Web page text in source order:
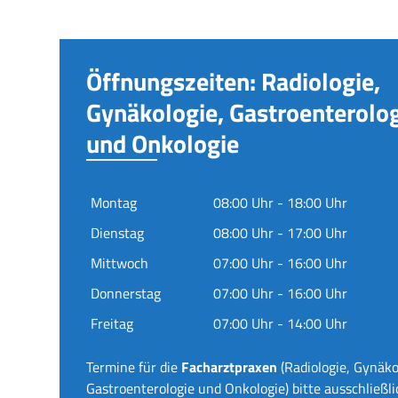
Öffnungszeiten: Radiologie,
Gynäkologie,
und Onkologie
Montag
08:00 Uhr - 18:00 Uhr
Dienstag
08:00 Uhr - 17:00 Uhr
Mittwoch
07:00 Uhr - 16:00 Uhr
Donnerstag
07:00 Uhr - 16:00 Uhr
Freitag
07:00 Uhr - 14:00 Uhr
Termine für die Facharztpraxen (Radiologie,
Gastroenterologie und Onkologie) bitte